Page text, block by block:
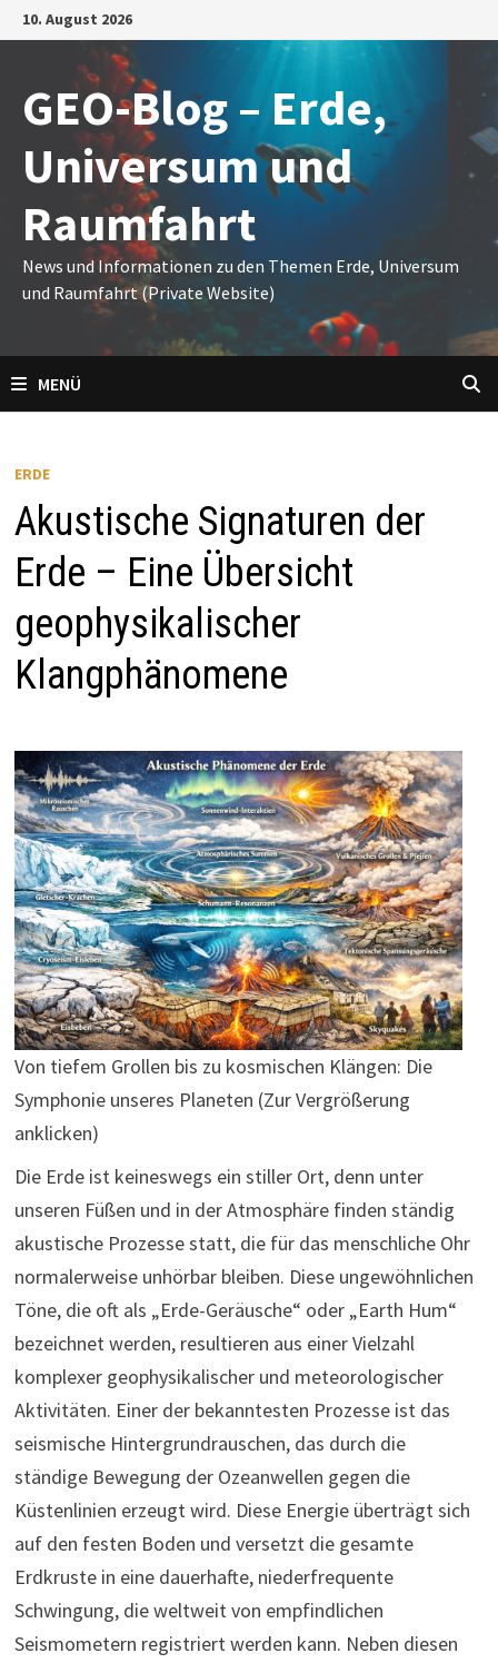
Zum
Inhalt
10. August 2026
GEO-Blog – Erde,
Universum und
Raumfahrt
News und Informationen zu den Themen Erde, Universum
und Raumfahrt (Private Website)
MENÜ
ERDE
Akustische Signaturen der
Erde – Eine Übersicht
geophysikalischer
Klangphänomene
Von tiefem Grollen bis zu kosmischen Klängen: Die
Symphonie unseres Planeten (Zur Vergrößerung
anklicken)
Die Erde ist keineswegs ein stiller Ort, denn unter
unseren Füßen und in der Atmosphäre finden ständig
akustische Prozesse statt, die für das menschliche Ohr
normalerweise unhörbar bleiben. Diese ungewöhnlichen
Töne, die oft als „Erde-Geräusche“ oder „Earth Hum“
bezeichnet werden, resultieren aus einer Vielzahl
komplexer geophysikalischer und meteorologischer
Aktivitäten. Einer der bekanntesten Prozesse ist das
seismische Hintergrundrauschen, das durch die
ständige Bewegung der Ozeanwellen gegen die
Küstenlinien erzeugt wird. Diese Energie überträgt sich
auf den festen Boden und versetzt die gesamte
Erdkruste in eine dauerhafte, niederfrequente
Schwingung, die weltweit von empfindlichen
Seismometern registriert werden kann. Neben diesen